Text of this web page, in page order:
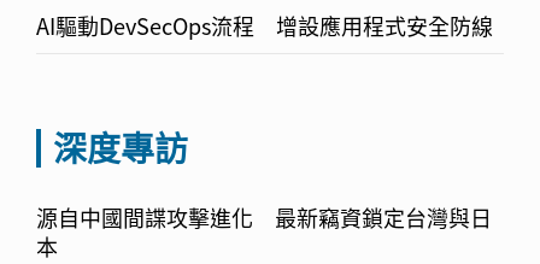
AI驅動DevSecOps流程 增設應用程式安全防線
深度專訪
源自中國間諜攻擊進化 最新竊資鎖定台灣與日
本